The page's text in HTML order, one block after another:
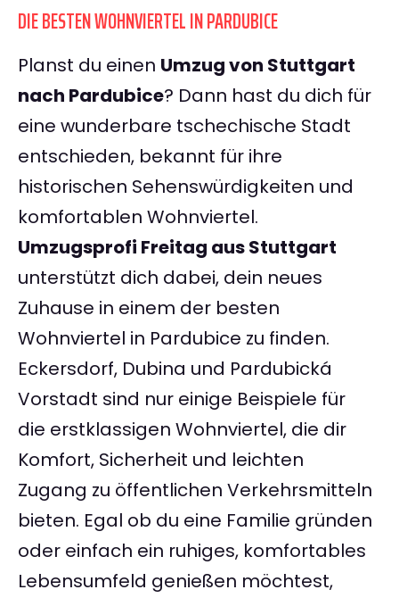
DIE BESTEN WOHNVIERTEL IN PARDUBICE
Planst du einen Umzug von Stuttgart
nach Pardubice? Dann hast du dich für
eine wunderbare tschechische Stadt
entschieden, bekannt für ihre
historischen Sehenswürdigkeiten und
komfortablen Wohnviertel.
Umzugsprofi Freitag aus Stuttgart
unterstützt dich dabei, dein neues
Zuhause in einem der besten
Wohnviertel in Pardubice zu finden.
Eckersdorf, Dubina und Pardubická
Vorstadt sind nur einige Beispiele für
die erstklassigen Wohnviertel, die dir
Komfort, Sicherheit und leichten
Zugang zu öffentlichen Verkehrsmitteln
bieten. Egal ob du eine Familie gründen
oder einfach ein ruhiges, komfortables
Lebensumfeld genießen möchtest,